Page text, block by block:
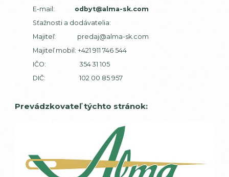
E-mail: odbyt@alma-sk.com
Sťažnosti a dodávatelia:
Majiteľ: predaj@alma-sk.com
Majiteľ mobil: +421 911 746 544
IČO: 354 31 105
DIČ: 102 00 85 957
Prevádzkovateľ týchto stránok: